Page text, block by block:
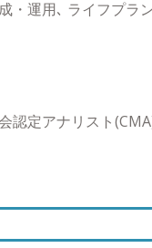
にはない試みとし
された商品や複雑
の信念です。 これ
の仕事は、紛れもな
客様と長きに渡り共
・運用､ ライフプラ
認定アナリスト